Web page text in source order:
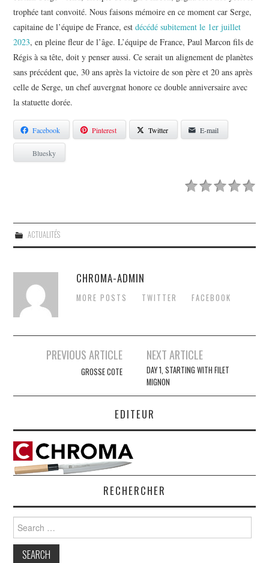
trophée tant convoité. Nous faisons mémoire en ce moment car Serge,
capitaine de l’équipe de France, estdécédé subitement le 1er juillet
2023, en pleine fleur de l’âge. L’équipe de France, Paul Marcon fils de
Régis à sa tête, doit y penser aussi. Ce serait un alignement de planètes
sans précédent que, 30 ans après la victoire de son père et 20 ans après
celle de Serge, un chef auvergnat honore ce double anniversaire avec
la statuette dorée.
Facebook Pinterest Twitter E-mail
Bluesky
ACTUALITÉS
CHROMA-ADMIN
MORE POSTS TWITTER FACEBOOK
PREVIOUS ARTICLE
GROSSE COTE
NEXT ARTICLE
DAY 1, STARTING WITH FILET
MIGNON
EDITEUR
RECHERCHER
Search
for: